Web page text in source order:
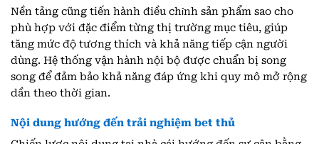
Nền tảng cũng tiến hành điều chỉnh sản phẩm sao cho
phù hợp với đặc điểm từng thị trường mục tiêu, giúp
tăng mức độ tương thích và khả năng tiếp cận người
dùng. Hệ thống vận hành nội bộ được chuẩn bị song
song để đảm bảo khả năng đáp ứng khi quy mô mở rộng
dần theo thời gian.
Nội dung hướng đến trải nghiệm bet thủ